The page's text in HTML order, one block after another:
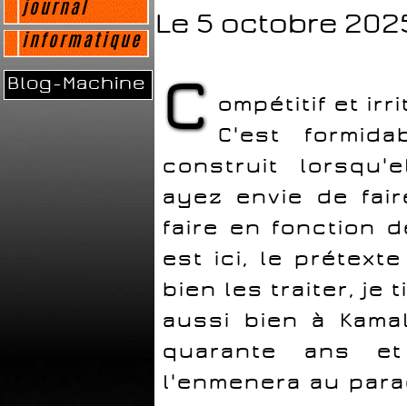
journal
informatique
Blog-Machine
Le 5 octobre
C ompétitif et
C'est
construit
ayez envie de
faire en fonction
est ici, le
bien les traiter, je
aussi bien à
quarante ans
l'enmenera au